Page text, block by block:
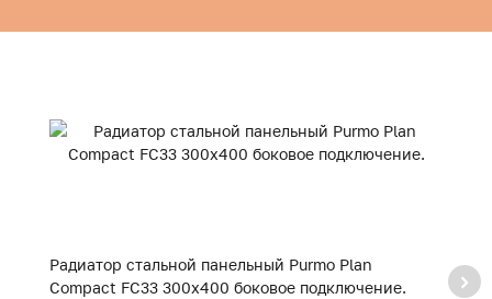
Радиатор стальной панельный Purmo Plan
Compact FC33 300x400 боковое подключение.